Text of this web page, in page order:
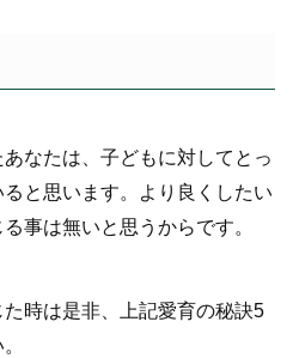
なたは、子どもに対してとっ
と思います。より良くしたい
事は無いと思うからです。
時は是非、上記愛育の秘訣5